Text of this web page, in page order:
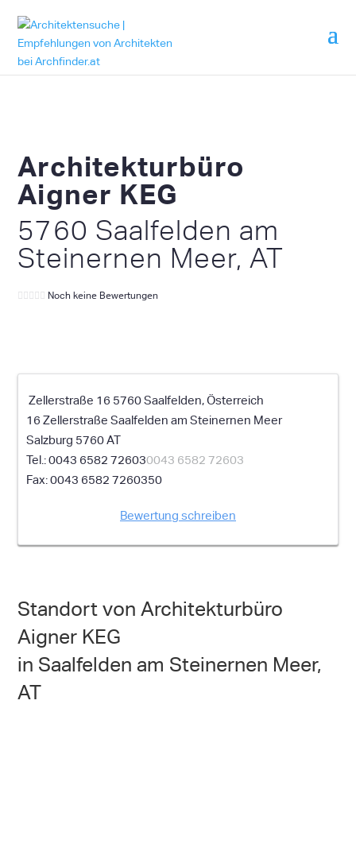
Architekturbüro
Aigner KEG
5760 Saalfelden am
Steinernen Meer, AT
Noch keine Bewertungen
Zellerstraße 16 5760 Saalfelden, Österreich
16 Zellerstraße Saalfelden am Steinernen Meer
Salzburg 5760 AT
0043 6582 726030043 6582 72603
0043 6582 7260350
Bewertung schreiben
Standort von Architekturbüro
Aigner KEG
in Saalfelden am Steinernen Meer,
AT